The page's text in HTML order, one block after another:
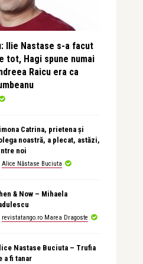
Ilie Nastase s-a facut
tot, Hagi spune numai
Raicu era ca
Catrina, prietena și
noastră, a plecat, astăzi,
noi
Alice Năstase Buciuta
& Now – Mihaela
revistatango.ro Marea Dragoste
Nastase Buciuta – Trufia
a fi tanar